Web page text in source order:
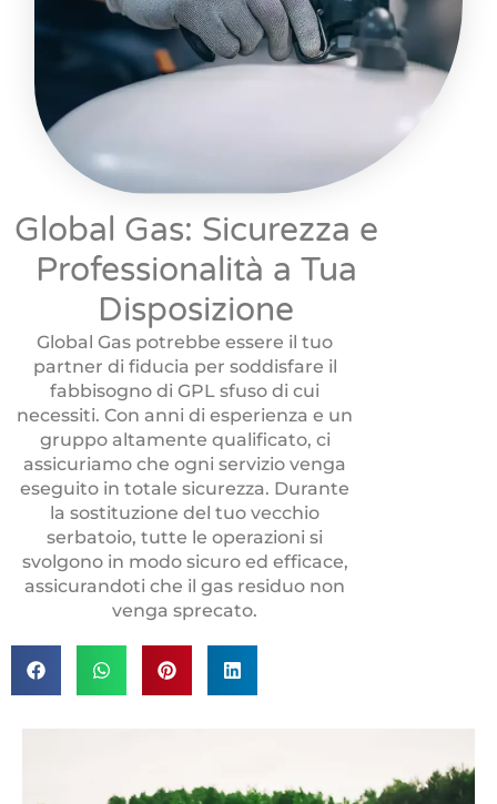
Global Gas: Sicurezza e
Professionalità a Tua
Disposizione
Global Gas potrebbe essere il tuo
partner di fiducia per soddisfare il
fabbisogno di GPL sfuso di cui
necessiti. Con anni di esperienza e un
gruppo altamente qualificato, ci
assicuriamo che ogni servizio venga
eseguito in totale sicurezza. Durante
la sostituzione del tuo vecchio
serbatoio, tutte le operazioni si
svolgono in modo sicuro ed efficace,
assicurandoti che il gas residuo non
venga sprecato.